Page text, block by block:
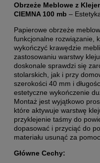
Obrzeże Meblowe z
CIEMNA 100 mb –
Papierowe obrzeże
funkcjonalne rozwiązanie,
wykończyć krawędzie
zastosowaniu warstwy
doskonale sprawdzi się
stolarskich, jak i przy
szerokości 40 mm i
estetyczne wykończenie
Montaż jest wyjątkowo
które aktywuje warstwę
przyklejenie taśmy do
dopasować i przyciąć do
materiału usunąć za
Główne Cechy: